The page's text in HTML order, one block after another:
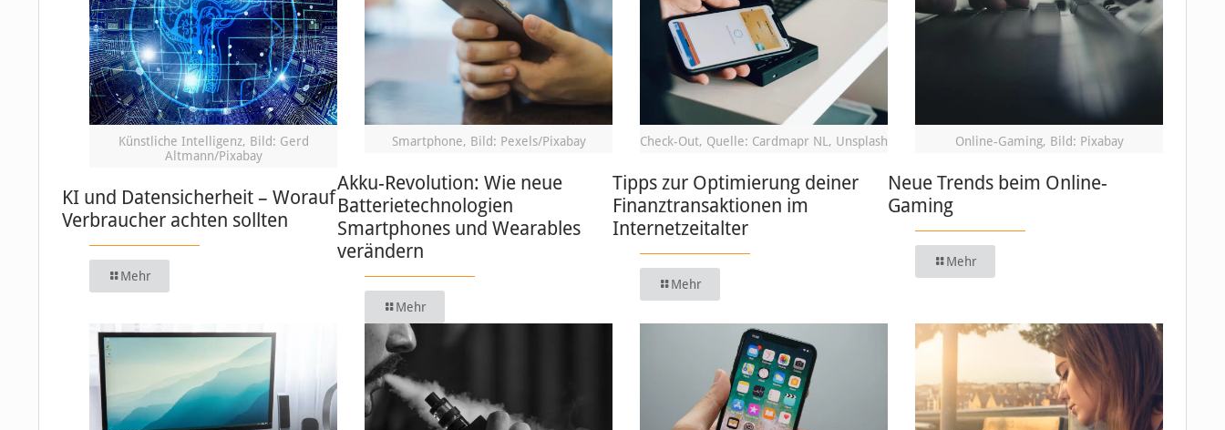
Künstliche Intelligenz, Bild: Gerd
Altmann/Pixabay
KI und Datensicherheit – Worauf
Verbraucher achten sollten
Mehr
Smartphone, Bild: Pexels/Pixabay
Akku-Revolution: Wie neue
Batterietechnologien
Smartphones und Wearables
verändern
Mehr
Check-Out, Quelle: Cardmapr NL, Unsplash
Tipps zur Optimierung deiner
Finanztransaktionen im
Internetzeitalter
Mehr
Online-Gaming, Bild: Pixabay
Neue Trends beim Online-
Gaming
Mehr